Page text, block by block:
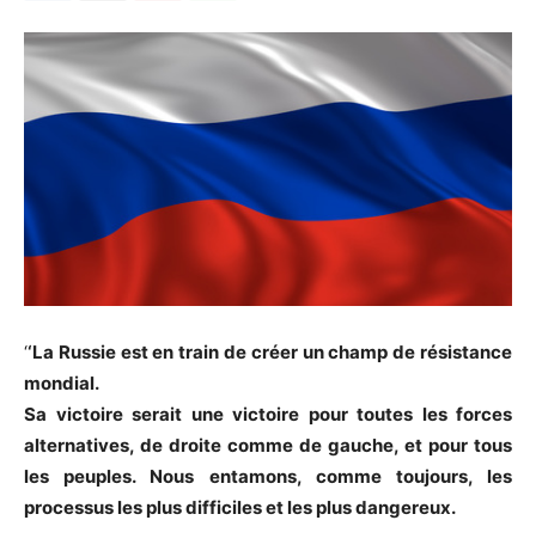
‘‘La Russie est en train de créer un champ de résistance
mondial.
Sa victoire serait une victoire pour toutes les forces
alternatives, de droite comme de gauche, et pour tous
les peuples. Nous entamons, comme toujours, les
processus les plus difficiles et les plus dangereux.